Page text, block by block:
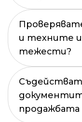
и техните
тежести?